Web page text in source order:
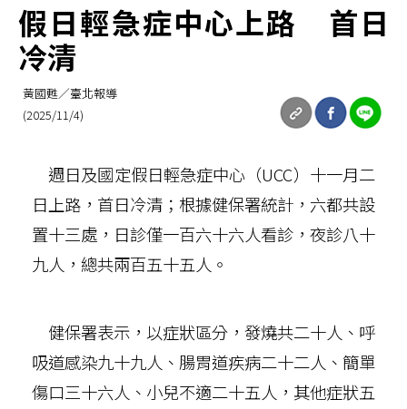
假日輕急症中心上路 首日
冷清
黃國甦／臺北報導
(2025/11/4)
週日及國定假日輕急症中心（UCC）十一月二
日上路，首日冷清；根據健保署統計，六都共設
置十三處，日診僅一百六十六人看診，夜診八十
九人，總共兩百五十五人。
健保署表示，以症狀區分，發燒共二十人、呼
吸道感染九十九人、腸胃道疾病二十二人、簡單
傷口三十六人、小兒不適二十五人，其他症狀五